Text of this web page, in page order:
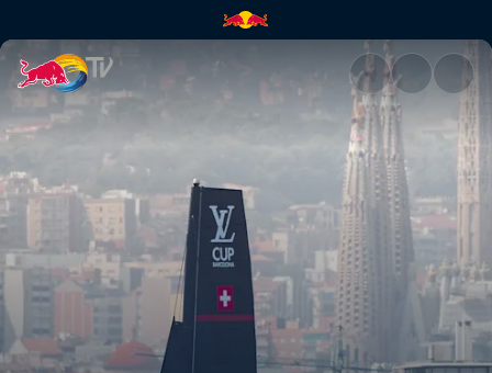
Sailing for a perfect start in